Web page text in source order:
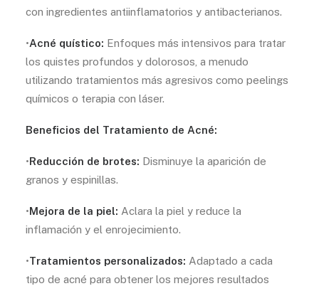
con ingredientes antiinflamatorios y antibacterianos.
•Acné quístico: Enfoques más intensivos para tratar
los quistes profundos y dolorosos, a menudo
utilizando tratamientos más agresivos como peelings
químicos o terapia con láser.
Beneficios del Tratamiento de Acné:
•Reducción de brotes: Disminuye la aparición de
granos y espinillas.
•Mejora de la piel: Aclara la piel y reduce la
inflamación y el enrojecimiento.
•Tratamientos personalizados: Adaptado a cada
tipo de acné para obtener los mejores resultados